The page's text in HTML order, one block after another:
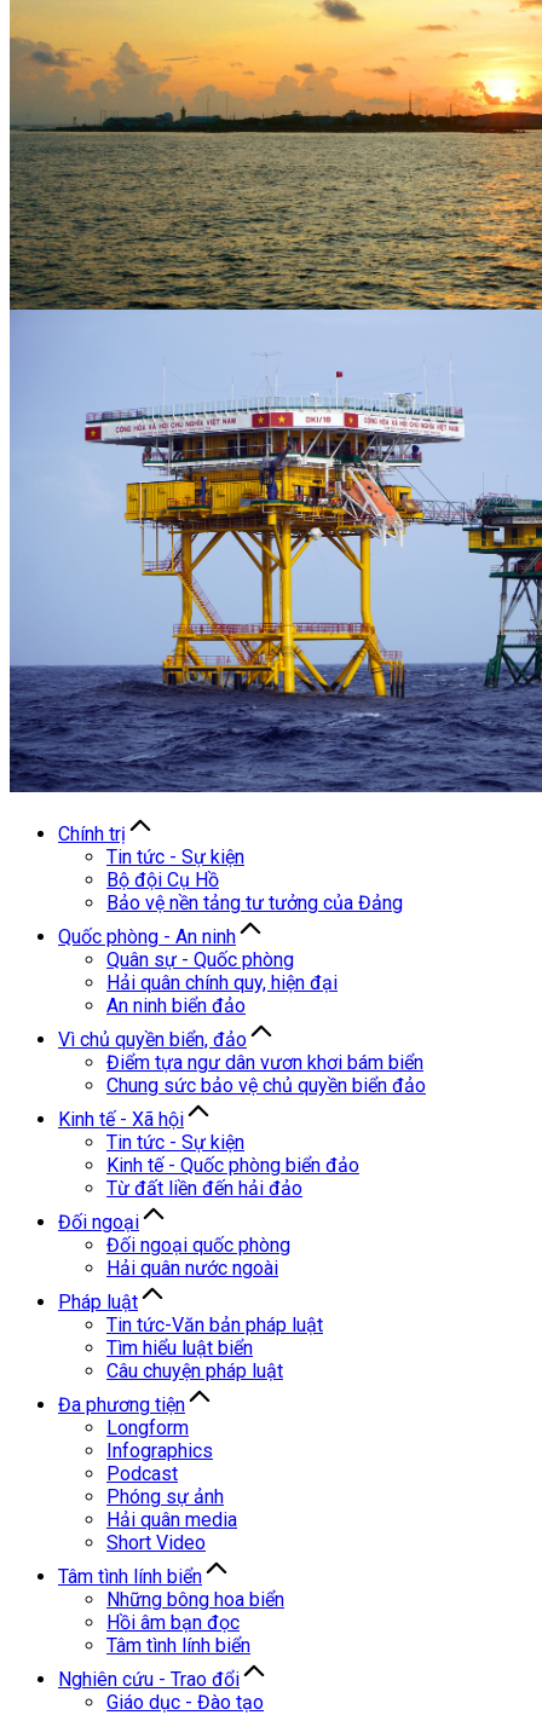
Chính trị
Tin tức - Sự kiện
Bộ đội Cụ Hồ
Bảo vệ nền tảng tư tưởng của Đảng
Quốc phòng - An ninh
Quân sự - Quốc phòng
Hải quân chính quy, hiện đại
An ninh biển đảo
Vì chủ quyền biển, đảo
Điểm tựa ngư dân vươn khơi bám biển
Chung sức bảo vệ chủ quyền biển đảo
Kinh tế - Xã hội
Tin tức - Sự kiện
Kinh tế - Quốc phòng biển đảo
Từ đất liền đến hải đảo
Đối ngoại
Đối ngoại quốc phòng
Hải quân nước ngoài
Pháp luật
Tin tức-Văn bản pháp luật
Tìm hiểu luật biển
Câu chuyện pháp luật
Đa phương tiện
Longform
Infographics
Podcast
Phóng sự ảnh
Hải quân media
Short Video
Tâm tình lính biển
Những bông hoa biển
Hồi âm bạn đọc
Tâm tình lính biển
Nghiên cứu - Trao đổi
Giáo dục - Đào tạo